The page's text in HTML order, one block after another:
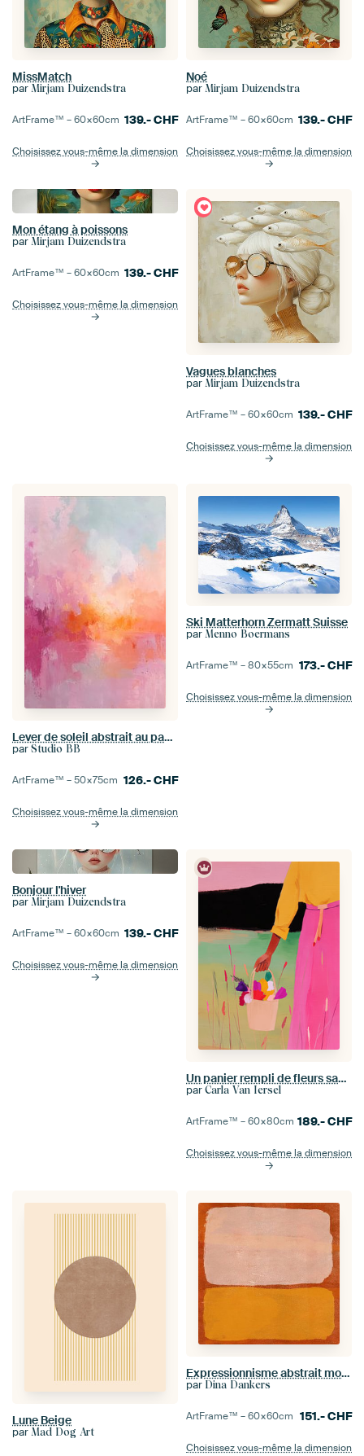
MissMatch
par Mirjam Duizendstra
ArtFrame™ –60×60cm 139.-CHF
Choisissez vous-même la dimension
Noé
par Mirjam Duizendstra
ArtFrame™ –60×60cm 139.-CHF
Choisissez vous-même la dimension
Mon étang à poissons
par Mirjam Duizendstra
ArtFrame™ –60×60cm 139.-CHF
Choisissez vous-même la dimension
Vagues blanches
par Mirjam Duizendstra
ArtFrame™ –60×60cm 139.-CHF
Choisissez vous-même la dimension
Lever de soleil abstrait au pastel n° 1
par Studio BB
ArtFrame™ –50×75cm 126.-CHF
Choisissez vous-même la dimension
Ski Matterhorn Zermatt Suisse
par Menno Boermans
ArtFrame™ –80×55cm 173.-CHF
Choisissez vous-même la dimension
Bonjour l'hiver
par Mirjam Duizendstra
ArtFrame™ –60×60cm 139.-CHF
Choisissez vous-même la dimension
Un panier rempli de fleurs sauvages
par Carla Van Iersel
ArtFrame™ –60×80cm 189.-CHF
Choisissez vous-même la dimension
Lune Beige
par Mad Dog Art
Expressionnisme abstrait moderne. Rose et jaune sur orange.
par Dina Dankers
ArtFrame™ –60×60cm 151.-CHF
Choisissez vous-même la dimension